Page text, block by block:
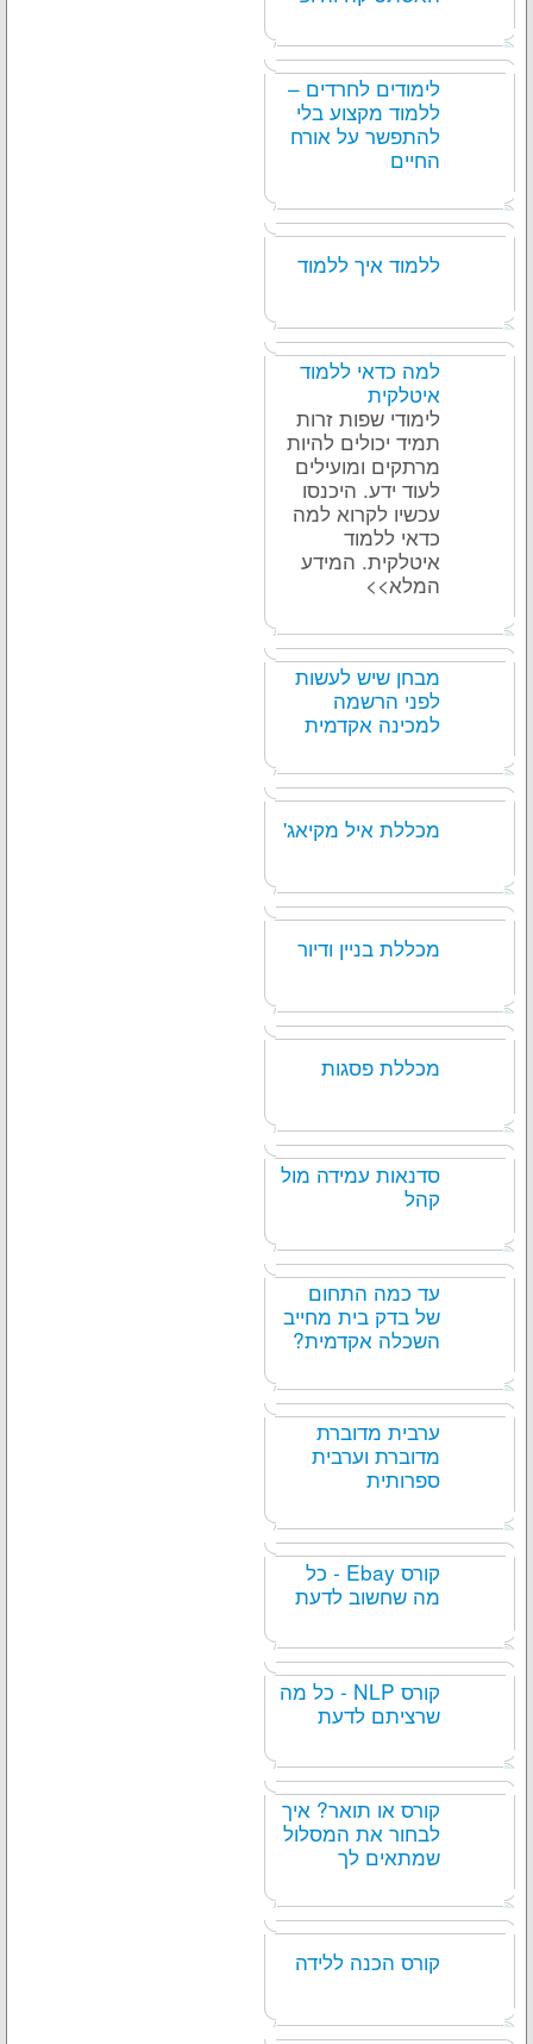
לימודים לחרדים –
ללמוד מקצוע בלי
להתפשר על אורח
החיים
ללמוד איך ללמוד
למה כדאי ללמוד
איטלקית
לימודי שפות זרות
תמיד יכולים להיות
מרתקים ומועילים
לעוד ידע. היכנסו
עכשיו לקרוא למה
כדאי ללמוד
איטלקית. המידע
המלא>>
מבחן שיש לעשות
לפני הרשמה
למכינה אקדמית
מכללת איל מקיאג'
מכללת בניין ודיור
מכללת פסגות
סדנאות עמידה מול
קהל
עד כמה התחום
של בדק בית מחייב
השכלה אקדמית?
ערבית מדוברת
מדוברת וערבית
ספרותית
קורס Ebay - כל
מה שחשוב לדעת
קורס NLP - כל מה
שרציתם לדעת
קורס או תואר? איך
לבחור את המסלול
שמתאים לך
קורס הכנה ללידה